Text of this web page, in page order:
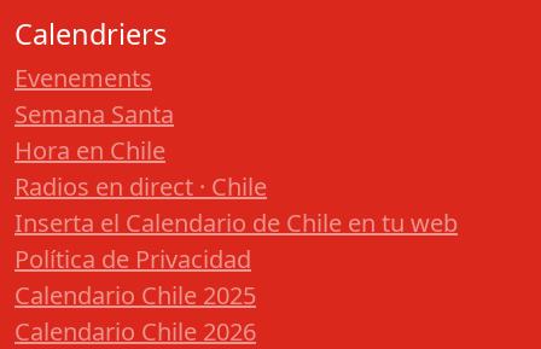
Calendriers
Evenements
Semana Santa
Hora en Chile
Radios en direct · Chile
Inserta el Calendario de Chile en tu web
Política de Privacidad
Calendario Chile 2025
Calendario Chile 2026